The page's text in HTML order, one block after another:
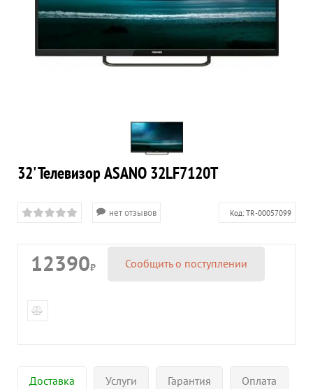
32' Телевизор ASANO 32LF7120T
нет отзывов Код: TR-00057099
12390₽ Сообщить о поступлении
Доставка Услуги Гарантия Оплата